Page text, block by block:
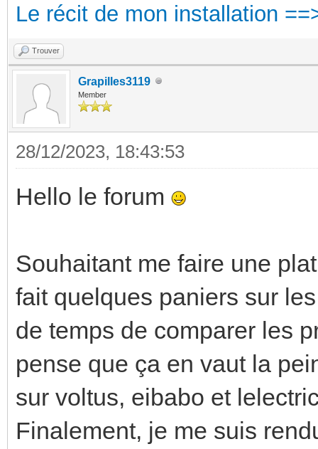
Le récit de mon installation
Trouver
Grapilles3119
Member
28/12/2023, 18:43:53
Hello le forum
Souhaitant me faire une
fait quelques paniers sur
de temps de comparer les
pense que ça en vaut la
sur voltus, eibabo et
Finalement, je me suis